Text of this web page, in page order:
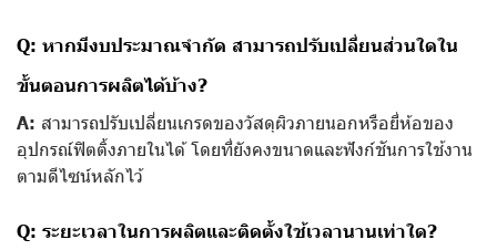
Q: หากมีงบประมาณจำกัด สามารถปรับเปลี่ยนส่วนใดใน
ขั้นตอนการผลิตได้บ้าง?
A: สามารถปรับเปลี่ยนเกรดของวัสดุผิวภายนอกหรือยี่ห้อของ
อุปกรณ์ฟิตติ้งภายในได้ โดยที่ยังคงขนาดและฟังก์ชันการใช้งาน
ตามดีไซน์หลักไว้
Q: ระยะเวลาในการผลิตและติดตั้งใช้เวลานานเท่าใด?